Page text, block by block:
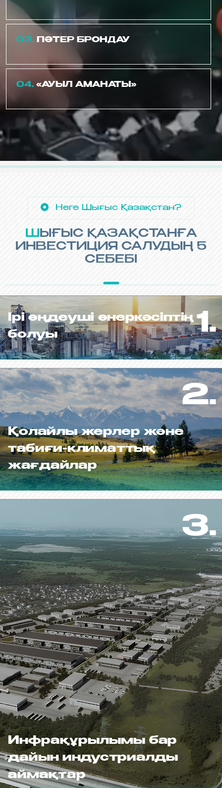
03. ПӘТЕР БРОНДАУ
04. «АУЫЛ АМАНАТЫ»
Неге Шығыс Қазақстан?
ШЫҒЫС ҚАЗАҚСТАНҒА
ИНВЕСТИЦИЯ САЛУДЫҢ 5
СЕБЕБІ
1.
Ірі өңдеуші өнеркәсіптің
болуы
2.
Қолайлы жерлер және
табиғи-климаттық
жағдайлар
3.
Инфрақұрылымы бар
дайын индустриалды
аймақтар